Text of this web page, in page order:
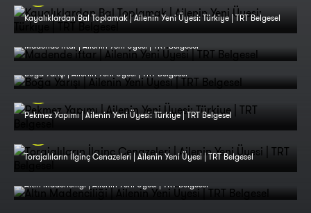
Kayalıklardan Bal Toplamak | Ailenin Yeni Üyesi: Türkiye | TRT Belgesel
Madende iftar | Ailenin Yeni Üyesi | TRT Belgesel
Boğa Yarışı | Ailenin Yeni Üyesi | TRT Belgesel
Pekmez Yapımı | Ailenin Yeni Üyesi: Türkiye | TRT Belgesel
Torajalıların İlginç Cenazeleri | Ailenin Yeni Üyesi | TRT Belgesel
Altın Madenciliği | Ailenin Yeni Üyesi | TRT Belgesel